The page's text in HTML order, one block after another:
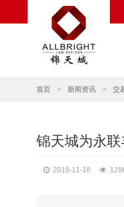
首页 > 新闻资讯 > 交
锦天城为永
2019-11-18